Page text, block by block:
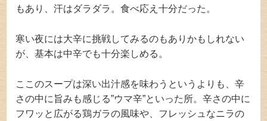
もあり、汗はダラダラ。食べ応え十分だった。
寒い夜には大辛に挑戦してみるのもありかもしれない
が、基本は中辛でも十分楽しめる。
ここのスープは深い出汁感を味わうというよりも、辛
さの中に旨みも感じる”ウマ辛”といった所。辛さの中に
フワッと広がる鶏ガラの風味や、フレッシュなニラの